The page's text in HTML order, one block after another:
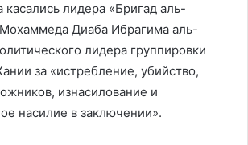
касались лидера «Бригад аль-
Диаба Ибрагима аль-
лидера группировки
за «истребление, убийство,
изнасилование и
насилие в заключении».